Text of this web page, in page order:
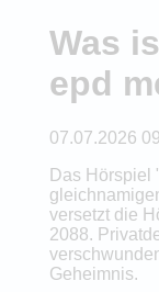
Was
epd
07.07.2026
Das Hörspiel
versetzt die
2088.
Geheimnis.